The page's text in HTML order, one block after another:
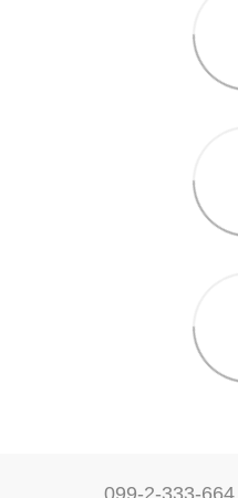
099-2-333-664